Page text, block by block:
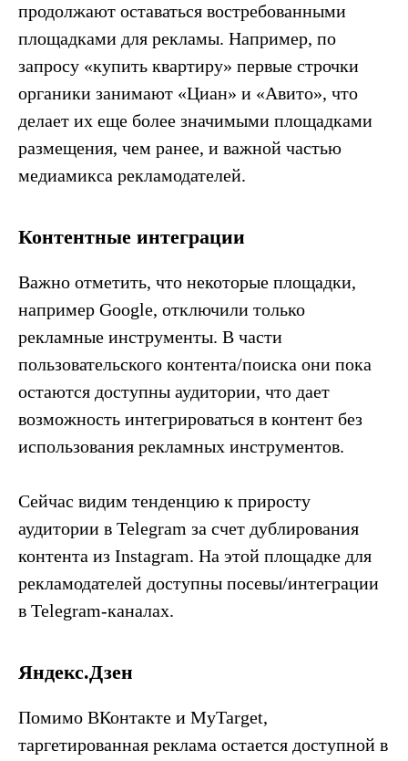
продолжают оставаться востребованными
площадками для рекламы. Например, по
запросу «купить квартиру» первые строчки
органики занимают «Циан» и «Авито», что
делает их еще более значимыми площадками
размещения, чем ранее, и важной частью
медиамикса рекламодателей.
Контентные интеграции
Важно отметить, что некоторые площадки,
например Google, отключили только
рекламные инструменты. В части
пользовательского контента/поиска они пока
остаются доступны аудитории, что дает
возможность интегрироваться в контент без
использования рекламных инструментов.
Сейчас видим тенденцию к приросту
аудитории в Telegram за счет дублирования
контента из Instagram. На этой площадке для
рекламодателей доступны посевы/интеграции
в Telegram-каналах.
Яндекс.Дзен
Помимо ВКонтакте и MyTarget,
таргетированная реклама остается доступной в